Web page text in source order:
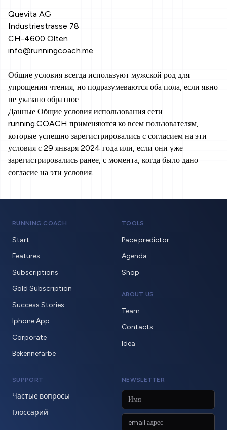
Quevita AG
Industriestrasse 78
CH-4600 Olten
info@runningcoach.me
Общие условия всегда используют мужской род для
упрощения чтения, но подразумеваются оба пола, если явно
не указано обратное
Данные Общие условия использования сети
running.COACH применяются ко всем пользователям,
которые успешно зарегистрировались с согласием на эти
условия с 29 января 2024 года или, если они уже
зарегистрировались ранее, с момента, когда было дано
согласие на эти условия.
RUNNING.COACH
Start
Features
Subscriptions
Gold Subscription
Success Stories
Iphone App
Corporate
Bekennefarbe
TOOLS
Pace predictor
Agenda
Shop
ABOUT US
Team
Contacts
Idea
SUPPORT
Частые вопросы
Глоссарий
NEWSLETTER